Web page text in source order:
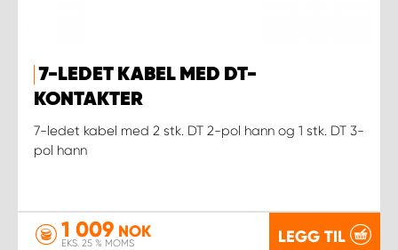
7-LEDET KABEL MED DT-
KONTAKTER
7-ledet kabel med 2 stk. DT 2-pol hann og 1 stk. DT 3-
pol hann
1 009 NOK
EKS. 25 % MOMS LEGG TIL